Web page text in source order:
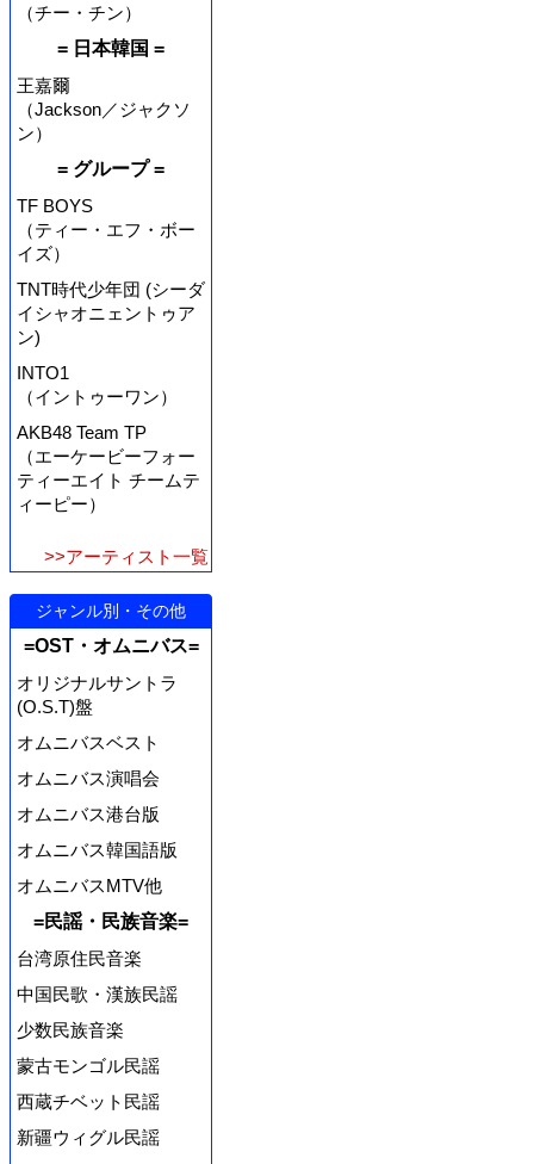
（チー・チン）
= 日本韓国 =
王嘉爾
（Jackson／ジャクソ
ン）
= グループ =
TF BOYS
（ティー・エフ・ボー
イズ）
TNT時代少年団 (シーダ
イシャオニェントゥア
ン)
INTO1
（イントゥーワン）
AKB48 Team TP
（エーケービーフォー
ティーエイト チームテ
ィーピー）
>>アーティスト一覧
ジャンル別・その他
=OST・オムニバス=
オリジナルサントラ
(O.S.T)盤
オムニバスベスト
オムニバス演唱会
オムニバス港台版
オムニバス韓国語版
オムニバスMTV他
=民謡・民族音楽=
台湾原住民音楽
中国民歌・漢族民謡
少数民族音楽
蒙古モンゴル民謡
西蔵チベット民謡
新疆ウィグル民謡